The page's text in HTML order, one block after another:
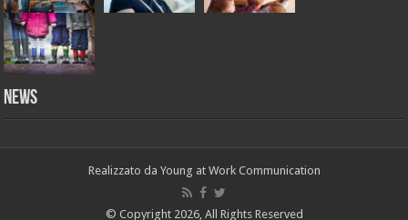
NEWS
Realizzato da Young at Work Communication
© Copyright 2026, All Rights Reserved